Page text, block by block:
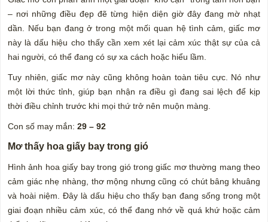
– nơi những điều đẹp đẽ từng hiện diện giờ đây đang mờ nhạt
dần. Nếu bạn đang ở trong một mối quan hệ tình cảm, giấc mơ
này là dấu hiệu cho thấy cần xem xét lại cảm xúc thật sự của cả
hai người, có thể đang có sự xa cách hoặc hiểu lầm.
Tuy nhiên, giấc mơ này cũng không hoàn toàn tiêu cực. Nó như
một lời thức tỉnh, giúp bạn nhận ra điều gì đang sai lệch để kịp
thời điều chỉnh trước khi mọi thứ trở nên muộn màng.
Con số may mắn: 29 – 92
Mơ thấy hoa giấy bay trong gió
Hình ảnh hoa giấy bay trong gió trong giấc mơ thường mang theo
cảm giác nhẹ nhàng, thơ mộng nhưng cũng có chút bâng khuâng
và hoài niệm. Đây là dấu hiệu cho thấy bạn đang sống trong một
giai đoạn nhiều cảm xúc, có thể đang nhớ về quá khứ hoặc cảm